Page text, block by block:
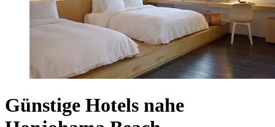
Günstige Hotels nahe